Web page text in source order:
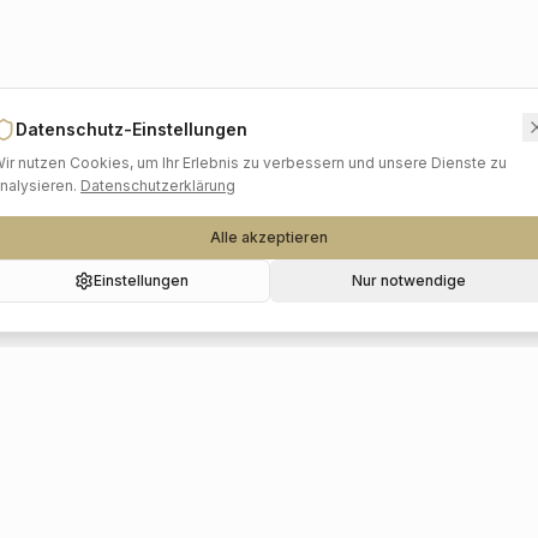
Datenschutz-Einstellungen
nutzen Cookies, um Ihr Erlebnis zu verbessern und unsere Dienste zu
Datenschutzerklärung
Alle akzeptieren
Einstellungen Nur notwendige